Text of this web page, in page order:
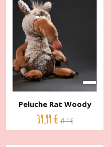
Peluche Rat Woody
Moody 28...
39,99 € 49,99 €